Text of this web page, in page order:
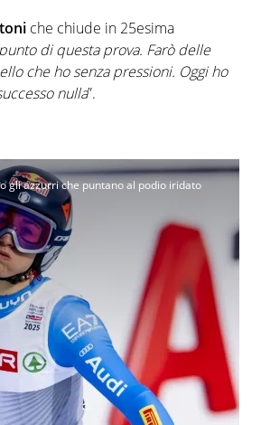
che chiude in 25esima
di questa prova. Farò delle
che ho senza pressioni. Oggi ho
nulla”.
gli azzurri che puntano al podio iridato